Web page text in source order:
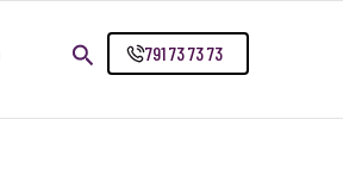
791 73 73 73